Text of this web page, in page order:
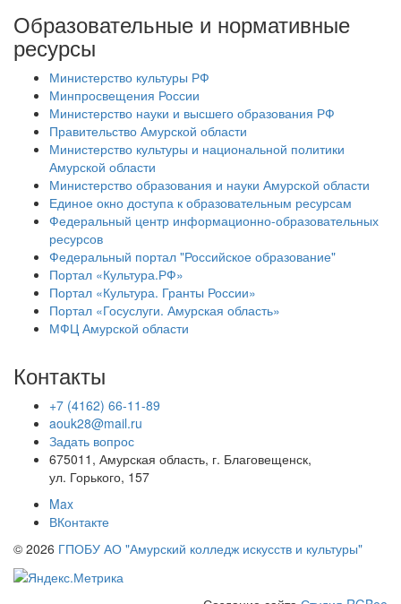
Образовательные и нормативные
ресурсы
Министерство культуры РФ
Минпросвещения России
Министерство науки и высшего образования РФ
Правительство Амурской области
Министерство культуры и национальной политики
Амурской области
Министерство образования и науки Амурской области
Единое окно доступа к образовательным ресурсам
Федеральный центр информационно-образовательных
ресурсов
Федеральный портал "Российское образование"
Портал «Культура.РФ»
Портал «Культура. Гранты России»
Портал «Госуслуги. Амурская область»
МФЦ Амурской области
Контакты
+7 (4162) 66-11-89
aouk28@mail.ru
Задать вопрос
675011, Амурская область, г. Благовещенск,
ул. Горького, 157
Max
ВКонтакте
© 2026 ГПОБУ АО "Амурский колледж искусств и культуры"